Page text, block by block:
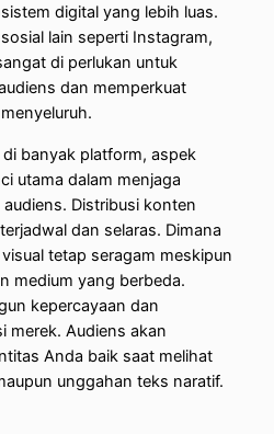
digital yang lebih luas.
lain seperti Instagram,
di perlukan untuk
dan memperkuat
banyak platform, aspek
utama dalam menjaga
Distribusi konten
dan selaras. Dimana
tetap seragam meskipun
medium yang berbeda.
kepercayaan dan
merek. Audiens akan
Anda baik saat melihat
unggahan teks naratif.